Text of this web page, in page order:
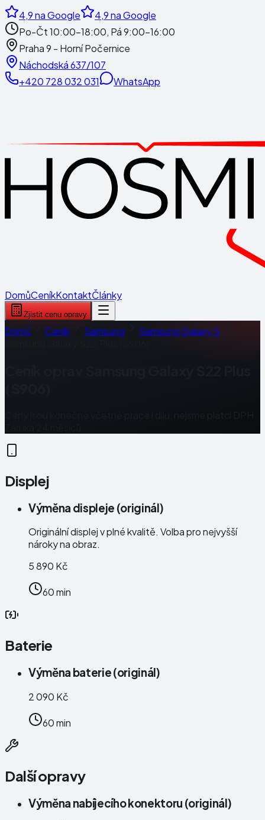
4,9na Google 4,9na Google
Po-Čt 10:00-18:00, Pá 9:00-16:00
Praha 9 - Horní Počernice
Náchodská 637/107
+420 728 032 031
WhatsApp
DomůCeníkKontaktČlánky
Zjistit cenu opravy
Domů Ceník Samsung
Samsung Galaxy S
Displej
Výměna displeje (originál)
Originální displej v plné kvalitě. Volba pro nejvyšší
nároky na obraz.
5 890 Kč
60 min
Baterie
Výměna baterie (originál)
2 090 Kč
60 min
Další opravy
Výměna nabíjecího konektoru (originál)